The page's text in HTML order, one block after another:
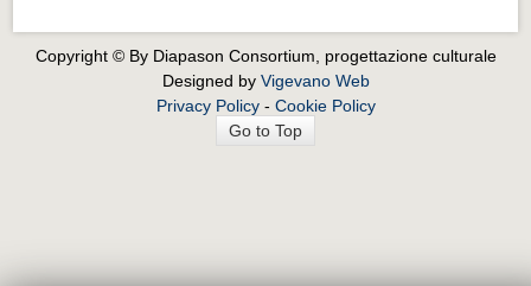
Copyright © By Diapason Consortium, progettazione culturale
Designed by Vigevano Web
Privacy Policy- Cookie Policy
Go to Top